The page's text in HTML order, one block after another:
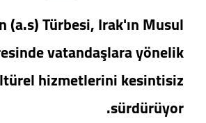
(a.s) Türbesi, Irak'ın Musul
vatandaşlara yönelik
hizmetlerini kesintisiz
sürdürüyor.